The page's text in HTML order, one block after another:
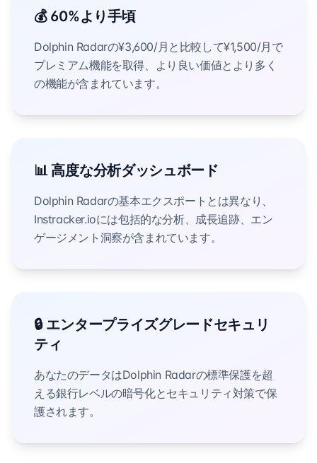
💰 60%より手頃
Dolphin Radarの¥3,600/月と比較して¥1,500/月で
プレミアム機能を取得、より良い価値とより多く
の機能が含まれています。
📊 高度な分析ダッシュボード
Dolphin Radarの基本エクスポートとは異なり、
Instracker.ioには包括的な分析、成長追跡、エン
ゲージメント洞察が含まれています。
🔒 エンタープライズグレードセキュリ
ティ
あなたのデータはDolphin Radarの標準保護を超
える銀行レベルの暗号化とセキュリティ対策で保
護されます。